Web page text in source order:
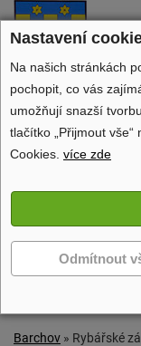
Barchov » Rybářské
Nastavení
Na našich stránkách
pochopit, co vás
umožňují snazší
tlačítko „Přijmout
Cookies. více zde